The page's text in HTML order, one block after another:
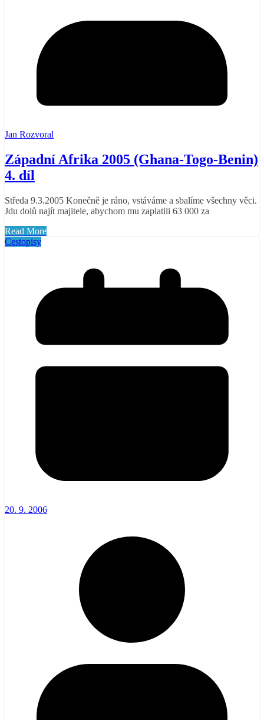
Jan Rozvoral
Západní Afrika 2005 (Ghana-Togo-Benin)
4. díl
Středa 9.3.2005 Konečně je ráno, vstáváme a sbalíme všechny věci.
Jdu dolů najít majitele, abychom mu zaplatili 63 000 za
Read More
Cestopisy
20. 9. 2006